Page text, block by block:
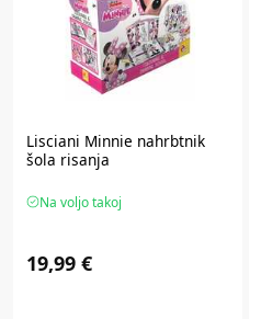
Lisciani Minnie nahrbtnik
šola risanja
Na voljo takoj
19,99 €